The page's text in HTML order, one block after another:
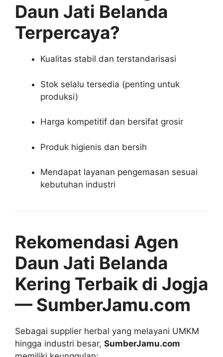
Daun Jati Belanda
Terpercaya?
Kualitas stabil dan terstandarisasi
Stok selalu tersedia (penting untuk
produksi)
Harga kompetitif dan bersifat grosir
Produk higienis dan bersih
Mendapat layanan pengemasan sesuai
kebutuhan industri
Rekomendasi Agen
Daun Jati Belanda
Kering Terbaik di Jogja
— SumberJamu.com
Sebagai supplier herbal yang melayani UMKM
hingga industri besar, SumberJamu.com